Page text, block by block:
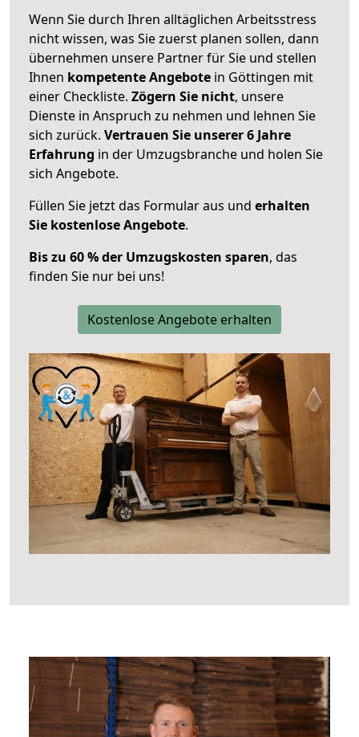
Wenn Sie durch Ihren alltäglichen Arbeitsstress
nicht wissen, was Sie zuerst planen sollen, dann
übernehmen unsere Partner für Sie und stellen
Ihnen kompetente Angebote in Göttingen mit
einer Checkliste. Zögern Sie nicht, unsere
Dienste in Anspruch zu nehmen und lehnen Sie
sich zurück. Vertrauen Sie unserer 6 Jahre
Erfahrung in der Umzugsbranche und holen Sie
sich Angebote.
Füllen Sie jetzt das Formular aus und erhalten
Sie kostenlose Angebote.
Bis zu 60 % der Umzugskosten sparen, das
finden Sie nur bei uns!
Kostenlose Angebote erhalten